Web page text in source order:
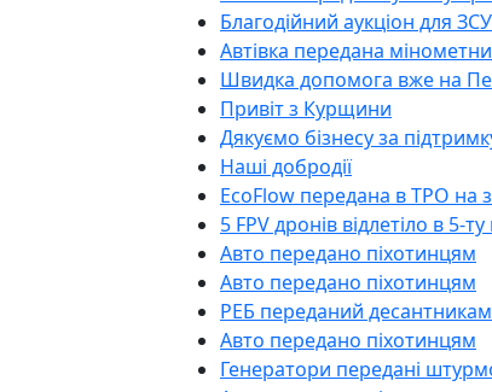
Благодійний аукціон для ЗСУ
Автівка передана
Швидка допомога вже на
Привіт з Курщини
Дякуємо бізнесу за
Наші добродії
EcoFlow передана в ТРО на
5 FPV дронів відлетіло в 5-
Авто передано піхотинцям
Авто передано піхотинцям
РЕБ переданий десантникам
Авто передано піхотинцям
Генератори передані